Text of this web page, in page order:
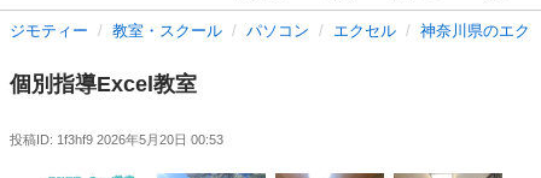
ジモティー 教室・スクール パソコン エクセル 神奈川県のエク
個別指導Excel教室
投稿ID: 1f3hf9 2026年5月20日 00:53